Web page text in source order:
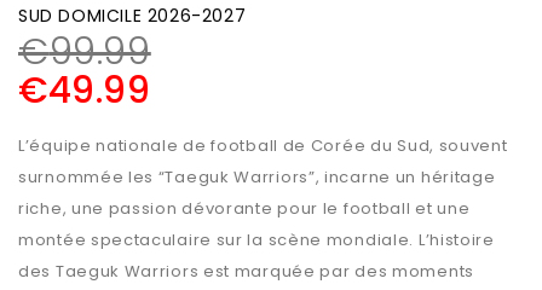
SUD DOMICILE 2026-2027
€99.99
€49.99
L’équipe nationale de football de Corée du Sud, souvent
surnommée les “Taeguk Warriors”, incarne un héritage
riche, une passion dévorante pour le football et une
montée spectaculaire sur la scène mondiale. L’histoire
des Taeguk Warriors est marquée par des moments